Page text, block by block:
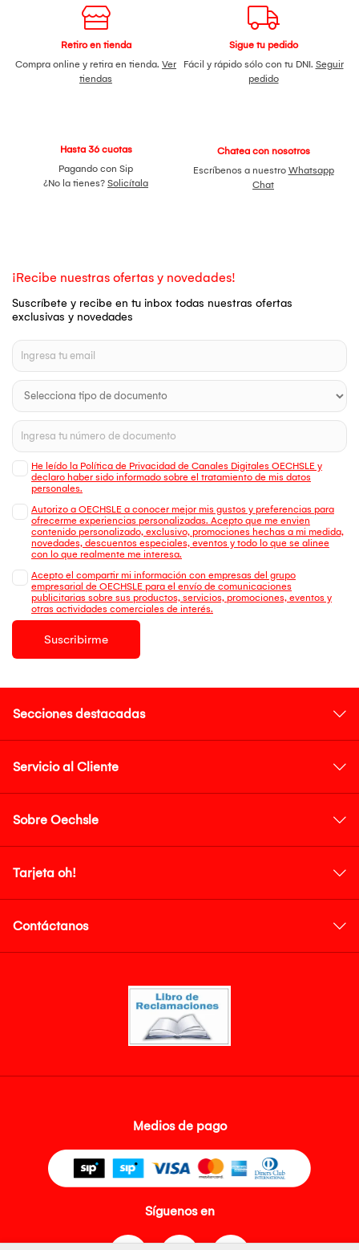
Retiro en tienda
Compra online y retira en tienda. Ver
tiendas
Sigue tu pedido
Fácil y rápido sólo con tu DNI. Seguir
pedido
Hasta 36 cuotas
Pagando con Sip
¿No la tienes? Solicítala
Chatea con nosotros
Escríbenos a nuestro Whatsapp
Chat
¡Recibe nuestras ofertas y novedades!
Suscríbete y recibe en tu inbox todas nuestras ofertas
exclusivas y novedades
He leído la Política de Privacidad de Canales Digitales OECHSLE y
declaro haber sido informado sobre el tratamiento de mis datos
personales.
Autorizo a OECHSLE a conocer mejor mis gustos y preferencias para
ofrecerme experiencias personalizadas. Acepto que me envien
contenido personalizado, exclusivo, promociones hechas a mi medida,
novedades, descuentos especiales, eventos y todo lo que se alinee
con lo que realmente me interesa.
Acepto el compartir mi información con empresas del grupo
empresarial de OECHSLE para el envío de comunicaciones
publicitarias sobre sus productos, servicios, promociones, eventos y
otras actividades comerciales de interés.
Suscribirme
Secciones destacadas
Servicio al Cliente
Sobre Oechsle
Tarjeta oh!
Contáctanos
Medios de pago
Síguenos en